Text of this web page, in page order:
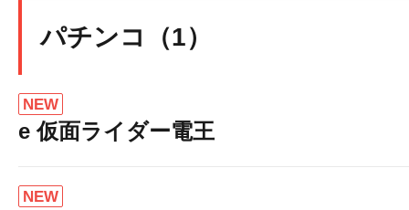
パチンコ（1）
NEW
e 仮面ライダー電王
NEW